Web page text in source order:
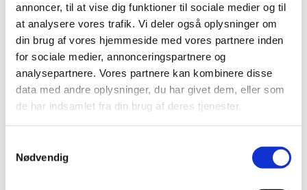
annoncer, til at vise dig funktioner til sociale medier og til
at analysere vores trafik. Vi deler også oplysninger om
din brug af vores hjemmeside med vores partnere inden
for sociale medier, annonceringspartnere og
analysepartnere. Vores partnere kan kombinere disse
data med andre oplysninger, du har givet dem, eller som
de har indsamlet fra din brug af deres tjenester.
Nødvendig
Jonatan Hauge Noldegaard